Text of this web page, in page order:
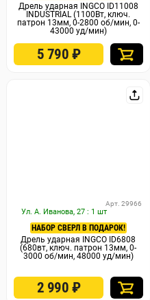
Дрель ударная INGCO ID11008
INDUSTRIAL (1100Вт, ключ.
патрон 13мм, 0-2800 об/мин, 0-
43000 уд/мин)
5 790 ₽
Ул. А. Иванова, 27 : 1 шт
Арт. 29966
НАБОР СВЕРЛ В ПОДАРОК!
Дрель ударная INGCO ID6808
(680вт, ключ. патрон 13мм, 0-
3000 об/мин, 48000 уд/мин)
2 990 ₽